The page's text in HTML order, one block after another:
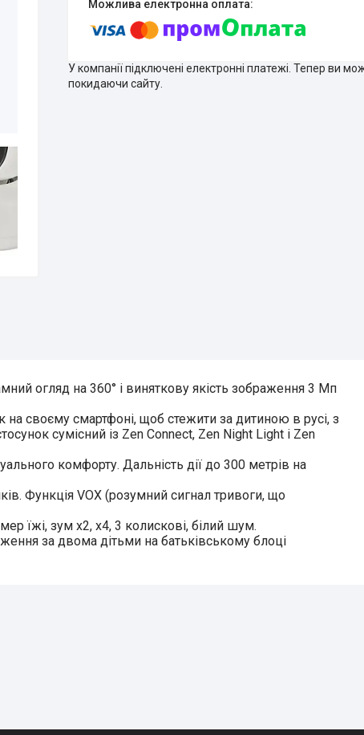
У компанії підключені електронні платежі. Тепер ви
покидаючи сайту.
огляд на 360° і виняткову якість зображення 3 Мп
своєму смартфоні, щоб стежити за дитиною в русі, з
сумісний із Zen Connect, Zen Night Light і Zen
комфорту. Дальність дії до 300 метрів на
Функція VOX (розумний сигнал тривоги, що
їжі, зум x2, x4, 3 колискові, білий шум.
за двома дітьми на батьківському блоці